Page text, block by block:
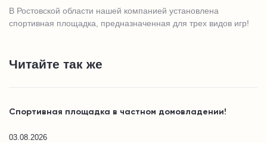
В Ростовской области нашей компанией установлена
спортивная площадка, предназначенная для трех видов игр!
Читайте так же
Спортивная площадка в частном домовладении!
03.08.2026